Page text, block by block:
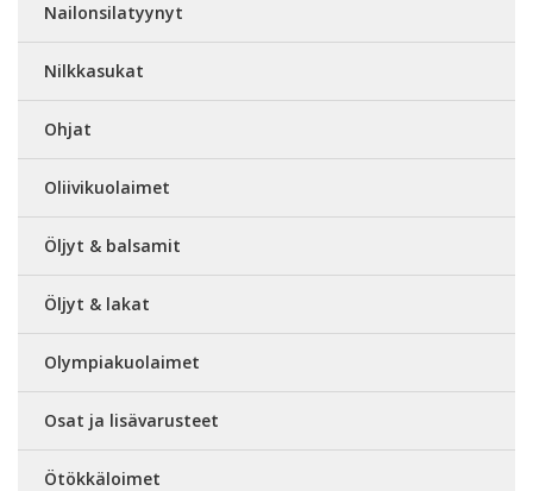
Nailonsilatyynyt
Nilkkasukat
Ohjat
Oliivikuolaimet
Öljyt & balsamit
Öljyt & lakat
Olympiakuolaimet
Osat ja lisävarusteet
Ötökkäloimet